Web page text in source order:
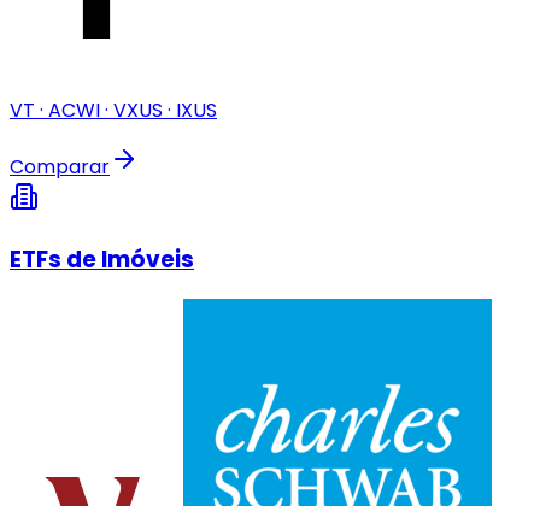
VT · ACWI · VXUS · IXUS
Comparar
ETFs de Imóveis